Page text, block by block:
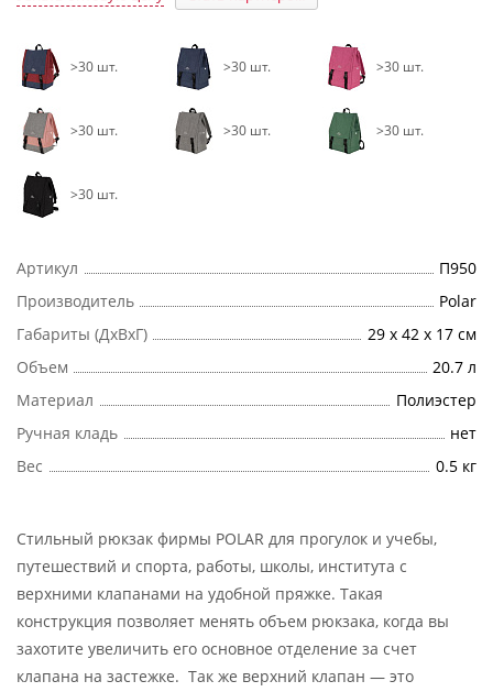
>30 шт. >30 шт. >30 шт.
>30 шт. >30 шт. >30 шт.
>30 шт.
Артикул
П950
Производитель
Polar
Габариты (ДхВхГ)
29 х 42 х 17 см
Объем
20.7 л
Материал
Полиэстер
Ручная кладь
нет
Вес
0.5 кг
Стильный рюкзак фирмы POLAR для прогулок и учебы,
путешествий и спорта, работы, школы, института с
верхними клапанами на удобной пряжке. Такая
конструкция позволяет менять объем рюкзака, когда вы
захотите увеличить его основное отделение за счет
клапана на застежке. Так же верхний клапан — это